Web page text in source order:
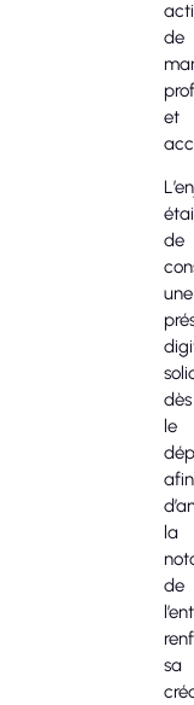
de
et
de
une
dès
le
afin
la
de
sa